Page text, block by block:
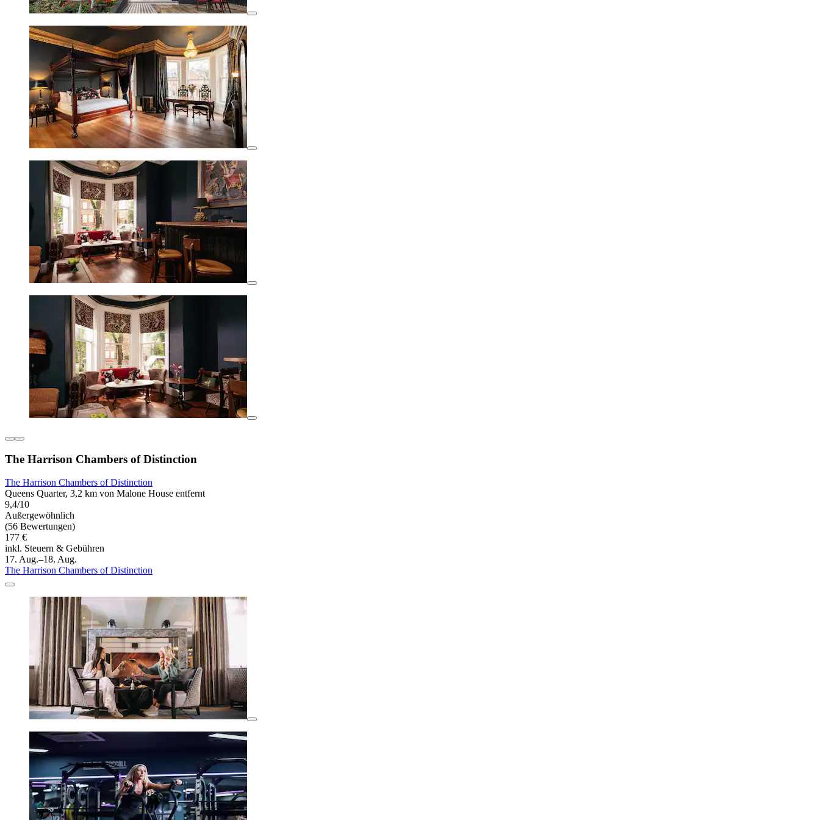
The Harrison Chambers of Distinction
The Harrison Chambers of Distinction
Queens Quarter, 3,2 km von Malone House entfernt
9,4/10
Außergewöhnlich
(56 Bewertungen)
177 €
inkl. Steuern & Gebühren
17. Aug.–18. Aug.
The Harrison Chambers of Distinction